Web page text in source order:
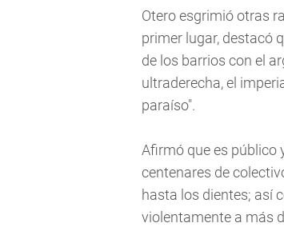
Otero esgrimió otras
primer lugar, destacó
de los barrios con el
ultraderecha, el
paraíso".
Afirmó que es público
centenares de
hasta los dientes; así
violentamente a más